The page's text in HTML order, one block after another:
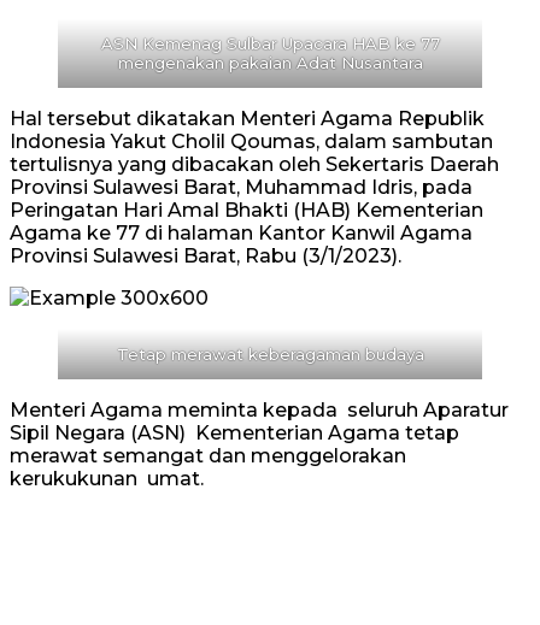
ASN Kemenag Sulbar Upacara HAB ke 77
mengenakan pakaian Adat Nusantara
Hal tersebut dikatakan Menteri Agama Republik
Indonesia Yakut Cholil Qoumas, dalam sambutan
tertulisnya yang dibacakan oleh Sekertaris Daerah
Provinsi Sulawesi Barat, Muhammad Idris, pada
Peringatan Hari Amal Bhakti (HAB) Kementerian
Agama ke 77 di halaman Kantor Kanwil Agama
Provinsi Sulawesi Barat, Rabu (3/1/2023).
Tetap merawat keberagaman budaya
Menteri Agama meminta kepada seluruh Aparatur
Sipil Negara (ASN) Kementerian Agama tetap
merawat semangat dan menggelorakan
kerukukunan umat.